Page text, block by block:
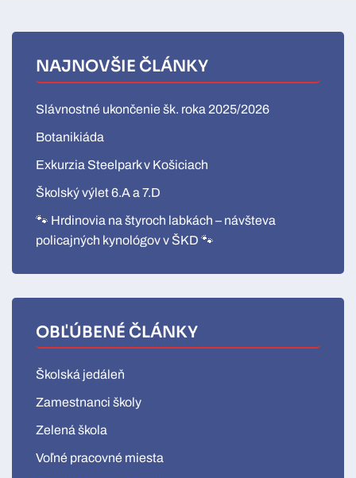
NAJNOVŠIE ČLÁNKY
Slávnostné ukončenie šk. roka 2025/2026
Botanikiáda
Exkurzia Steelpark v Košiciach
Školský výlet 6.A a 7.D
🐾 Hrdinovia na štyroch labkách – návšteva
policajných kynológov v ŠKD 🐾
OBĽÚBENÉ ČLÁNKY
Školská jedáleň
Zamestnanci školy
Zelená škola
Voľné pracovné miesta